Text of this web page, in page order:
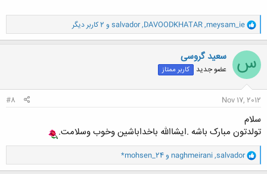
و
ا
ک
ن
ش
ه
ا
meysam_ie
,
DAVOODKHATAR
,
salvador و 2 کاربر دیگر
س سعید گروسی
عضو جدید کاربر ممتاز
Nov 17, 2012
#8
سلام
تولدتون مبارک باشه .ایشاالله باخداباشین وخوب وسلامت.
و
ا
salvador
,
naghmeirani و*mohsen_24